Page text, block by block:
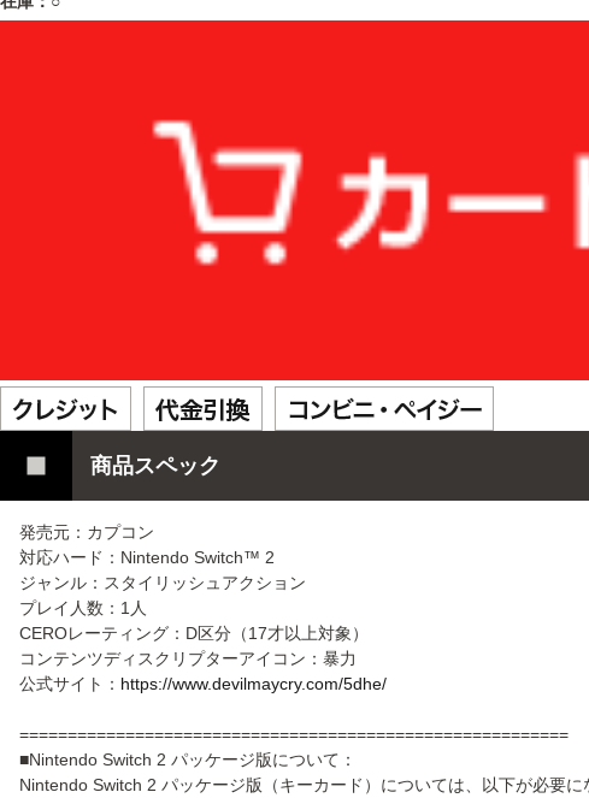
商品スペック
発売元：カプコン
対応ハード：Nintendo Switch™ 2
ジャンル：スタイリッシュアクション
プレイ人数：1人
CEROレーティング：D区分（17才以上対象）
コンテンツディスクリプターアイコン：暴力
公式サイト： https://www.devilmaycry.com/5dhe/
=========================================================
■Nintendo Switch 2 パッケージ版について：
Nintendo Switch 2 パッケージ版（キーカード）については、以下が必要に